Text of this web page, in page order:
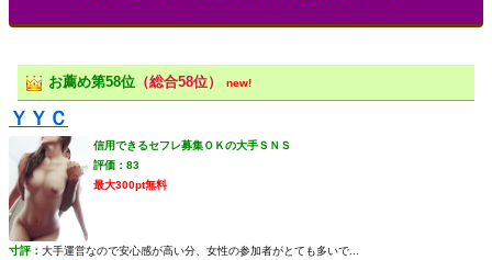
お薦め第58位 （総合58位） new!
ＹＹＣ
信用できるセフレ募集ＯＫの大手ＳＮＳ
評価：83
最大300pt無料
寸評： 大手運営なので安心感が高い分、女性の参加者がとても多いで...